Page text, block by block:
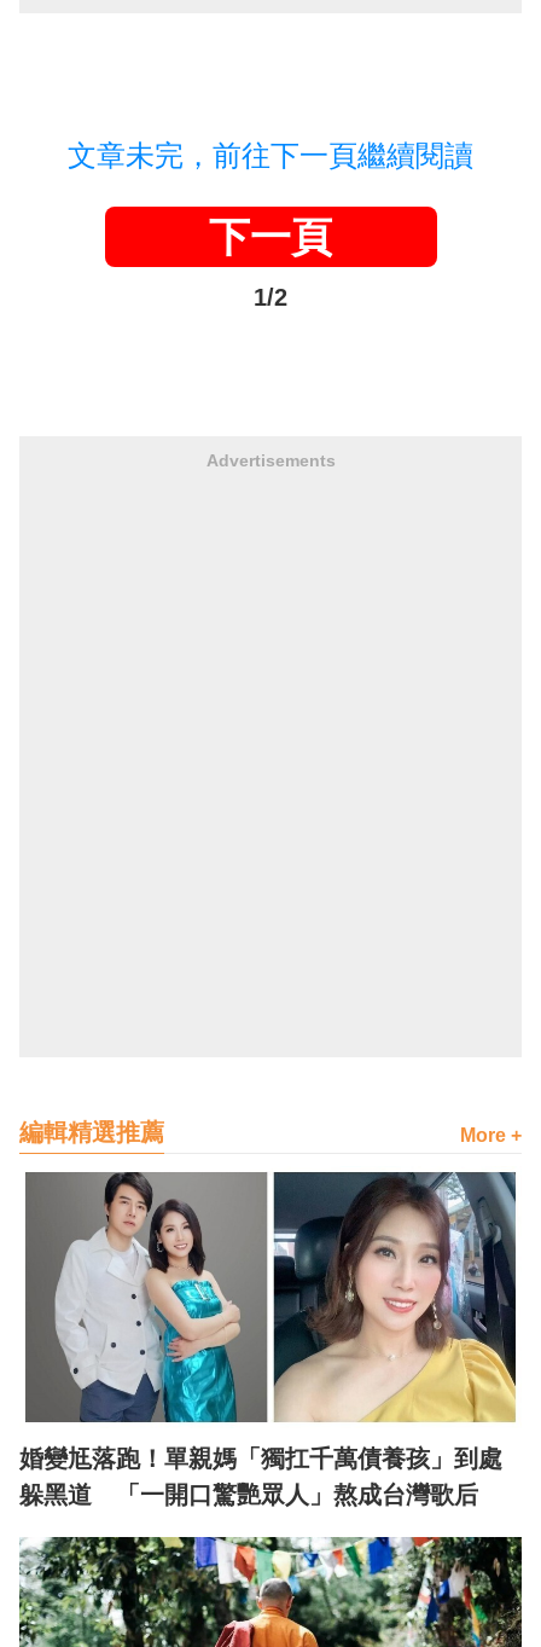
文章未完，前往下一頁繼續閱讀
下一頁
1/2
Advertisements
編輯精選推薦 More +
婚變尪落跑！單親媽「獨扛千萬債養孩」到處
躲黑道 「一開口驚艷眾人」熬成台灣歌后